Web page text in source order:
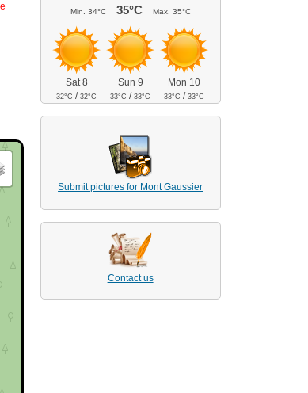
Min. 34°C 35°C Max. 35°C
Sat 8
32°C /32°C
Sun 9
33°C /33°C
Mon 10
33°C /33°C
Submit pictures for Mont Gaussier
Contact us